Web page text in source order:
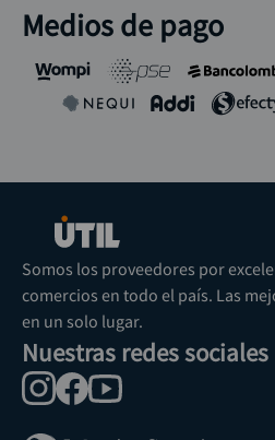
Medios de pago
Somos los proveedores por
comercios en todo el país. Las
en un solo lugar.
Nuestras redes sociales